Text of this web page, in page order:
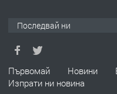
ТЪРСИ
Последвай ни
Първомай Новини
Изпрати ни новина